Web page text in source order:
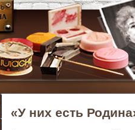
«У них есть